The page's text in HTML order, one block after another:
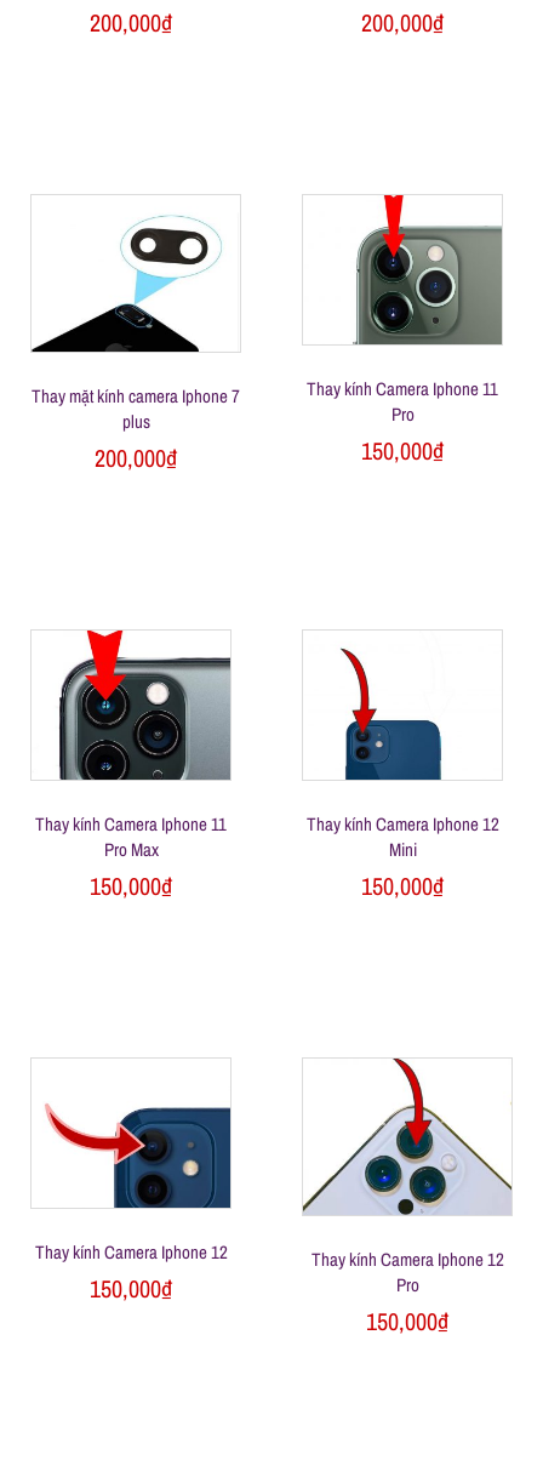
a
h
ữ
i
n
ạ
d
200,000₫ 200,000₫
Thay mặt kính camera Iphone 7
plus
200,000₫
Thay kính Camera Iphone 11
Pro
150,000₫
Thay kính Camera Iphone 11
Pro Max
150,000₫
Thay kính Camera Iphone 12
Mini
150,000₫
Thay kính Camera Iphone 12
150,000₫
Thay kính Camera Iphone 12
Pro
150,000₫